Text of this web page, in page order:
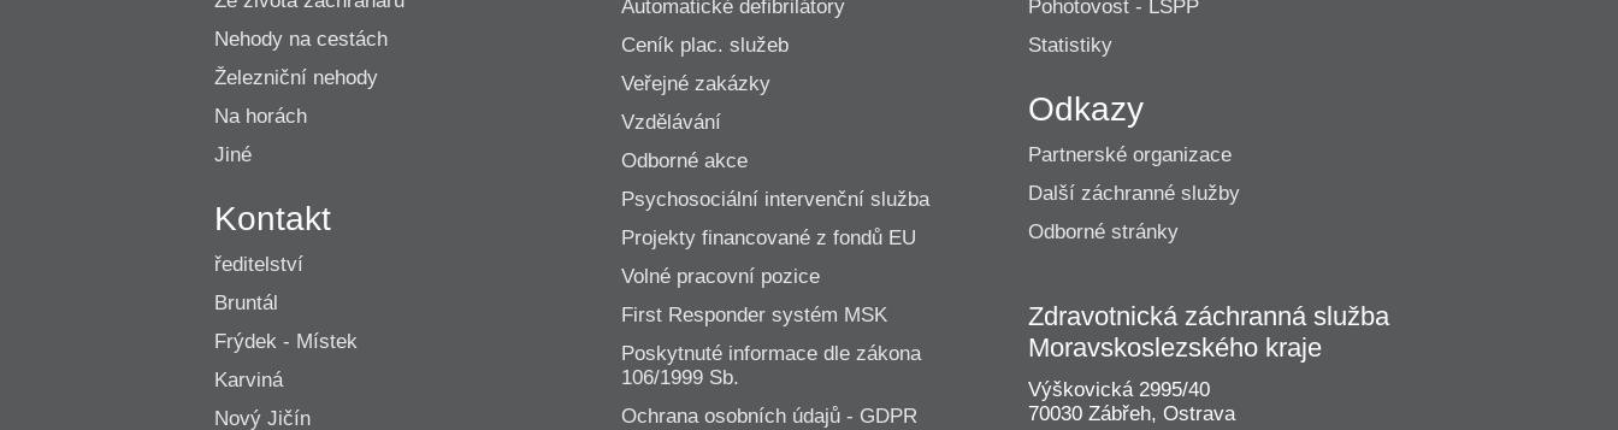
Nehody na cestách
Železniční nehody
Na horách
Jiné
Kontakt
ředitelství
Bruntál
Frýdek - Místek
Karviná
Nový Jičín
Automatické defibrilátory
Ceník plac. služeb
Veřejné zakázky
Vzdělávání
Odborné akce
Psychosociální intervenční služba
Projekty financované z fondů EU
Volné pracovní pozice
First Responder systém MSK
Poskytnuté informace dle zákona
106/1999 Sb.
Ochrana osobních údajů - GDPR
Pohotovost - LSPP
Statistiky
Odkazy
Partnerské organizace
Další záchranné služby
Odborné stránky
Zdravotnická záchranná služba
Moravskoslezského kraje
Výškovická 2995/40
70030 Zábřeh, Ostrava